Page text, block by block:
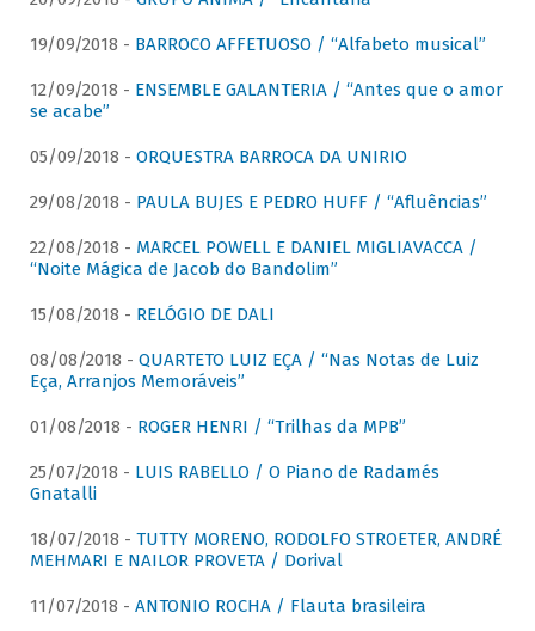
19/09/2018 - BARROCO AFFETUOSO / “Alfabeto musical”
12/09/2018 - ENSEMBLE GALANTERIA / “Antes que o amor
se acabe”
05/09/2018 - ORQUESTRA BARROCA DA UNIRIO
29/08/2018 - PAULA BUJES E PEDRO HUFF / “Afluências”
22/08/2018 - MARCEL POWELL E DANIEL MIGLIAVACCA /
“Noite Mágica de Jacob do Bandolim”
15/08/2018 - RELÓGIO DE DALI
08/08/2018 - QUARTETO LUIZ EÇA / “Nas Notas de Luiz
Eça, Arranjos Memoráveis”
01/08/2018 - ROGER HENRI / “Trilhas da MPB”
25/07/2018 - LUIS RABELLO / O Piano de Radamés
Gnatalli
18/07/2018 - TUTTY MORENO, RODOLFO STROETER, ANDRÉ
MEHMARI E NAILOR PROVETA / Dorival
11/07/2018 - ANTONIO ROCHA / Flauta brasileira